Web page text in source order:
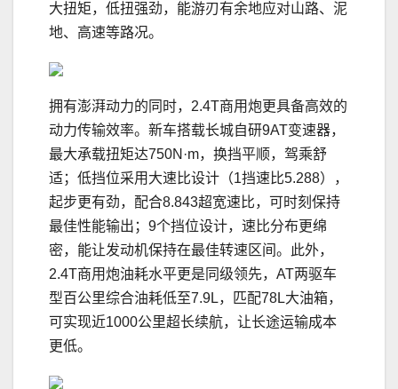
大扭矩，低扭强劲，能游刃有余地应对山路、泥
地、高速等路况。
拥有澎湃动力的同时，2.4T商用炮更具备高效的
动力传输效率。新车搭载长城自研9AT变速器，
最大承载扭矩达750N·m，换挡平顺，驾乘舒
适；低挡位采用大速比设计（1挡速比5.288），
起步更有劲，配合8.843超宽速比，可时刻保持
最佳性能输出；9个挡位设计，速比分布更绵
密，能让发动机保持在最佳转速区间。此外，
2.4T商用炮油耗水平更是同级领先，AT两驱车
型百公里综合油耗低至7.9L，匹配78L大油箱，
可实现近1000公里超长续航，让长途运输成本
更低。